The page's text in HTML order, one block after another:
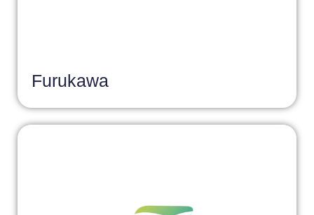
Furukawa